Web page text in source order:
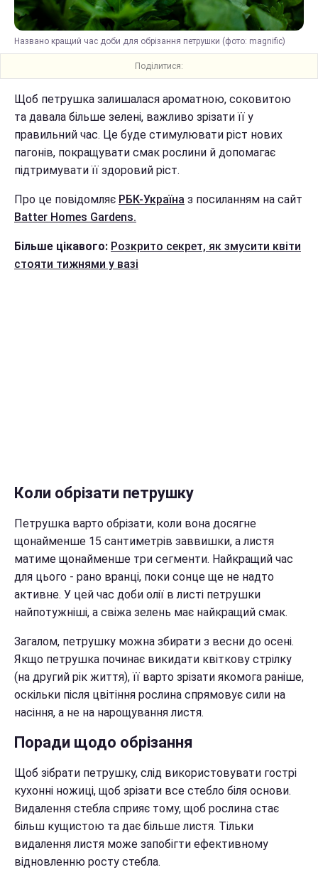
Названо кращий час доби для обрізання петрушки (фото: magnific)
Поділитися:
Щоб петрушка залишалася ароматною, соковитою
та давала більше зелені, важливо зрізати її у
правильний час. Це буде стимулювати ріст нових
пагонів, покращувати смак рослини й допомагає
підтримувати її здоровий ріст.
Про це повідомляє РБК-Україна з посиланням на сайт
Batter Homes Gardens.
Більше цікавого: Розкрито секрет, як змусити квіти
стояти тижнями у вазі
Коли обрізати петрушку
Петрушка варто обрізати, коли вона досягне
щонайменше 15 сантиметрів заввишки, а листя
матиме щонайменше три сегменти. Найкращий час
для цього - рано вранці, поки сонце ще не надто
активне. У цей час доби олії в листі петрушки
найпотужніші, а свіжа зелень має найкращий смак.
Загалом, петрушку можна збирати з весни до осені.
Якщо петрушка починає викидати квіткову стрілку
(на другий рік життя), її варто зрізати якомога раніше,
оскільки після цвітіння рослина спрямовує сили на
насіння, а не на нарощування листя.
Поради щодо обрізання
Щоб зібрати петрушку, слід використовувати гострі
кухонні ножиці, щоб зрізати все стебло біля основи.
Видалення стебла сприяє тому, щоб рослина стає
більш кущистою та дає більше листя. Тільки
видалення листя може запобігти ефективному
відновленню росту стебла.